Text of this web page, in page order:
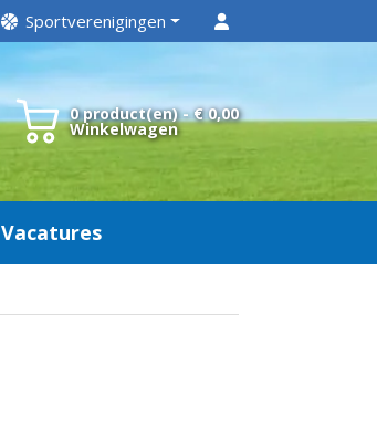
Sportverenigingen
Winkelwagen
0 product(en) - € 0,00
Vacatures